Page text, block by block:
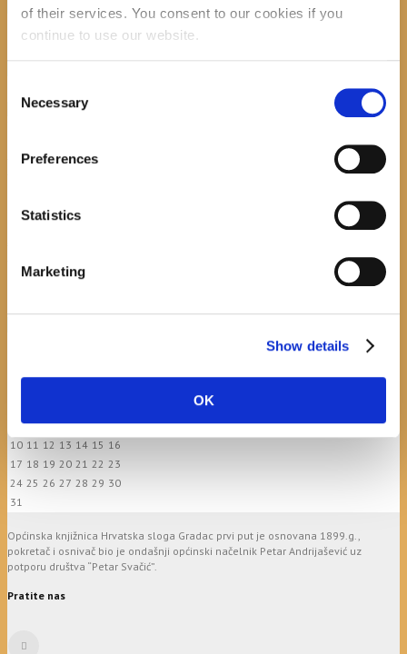
of their services. You consent to our cookies if you
continue to use our website.
Selection
Necessary
Preferences
Statistics
Marketing
Show details
OK
Promocija zbirke pjesama "Iz staračkog domau Makarskoj"-poshumno
July 20, 2026 0
4 5 6 7 8
9
10 11 12 13 14 15 16
17 18 19 20 21 22 23
24 25 26 27 28 29 30
31
Općinska knjižnica Hrvatska sloga Gradac prvi put je osnovana 1899.g.,
pokretač i osnivač bio je ondašnji općinski načelnik Petar Andrijašević uz
potporu društva “Petar Svačić”.
Pratite nas